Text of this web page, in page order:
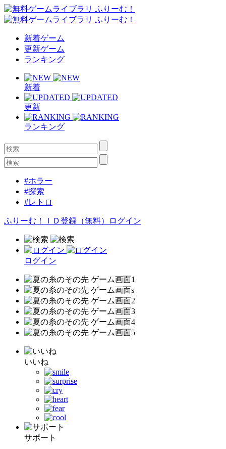
新着ゲーム
更新ゲーム
ランキング
新着
更新
ランキング
#ホラー
#探索
#レトロ
ふりーむ！ＩＤ登録（無料） ログイン
ログイン
いいね
サポート